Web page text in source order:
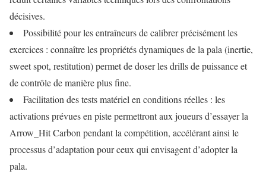
décisives.
Possibilité pour les entraîneurs de calibrer précisément les
exercices : connaître les propriétés dynamiques de la pala (inertie,
sweet spot, restitution) permet de doser les drills de puissance et
de contrôle de manière plus fine.
Facilitation des tests matériel en conditions réelles : les
activations prévues en piste permettront aux joueurs d’essayer la
Arrow_Hit Carbon pendant la compétition, accélérant ainsi le
processus d’adaptation pour ceux qui envisagent d’adopter la
pala.